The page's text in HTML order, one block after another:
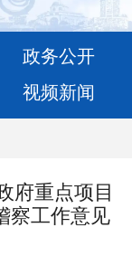
政务公开
视频新闻
府重点项目
察工作意见